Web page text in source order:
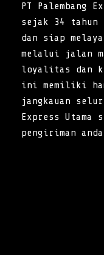
PT Palembang
sejak 34
dan siap
melalui jalan
loyalitas dan
ini memiliki
jangkauan
Express Utama
pengiriman